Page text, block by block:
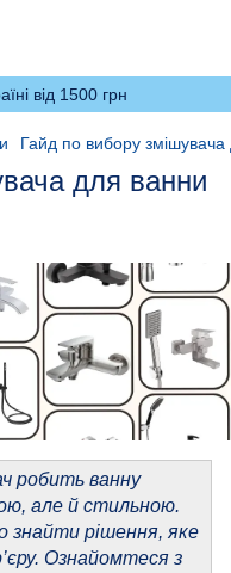
від 1500 грн
Гайд по вибору
для ванни
робить ванну
але й стильною.
знайти рішення, яке
Ознайомтеся з